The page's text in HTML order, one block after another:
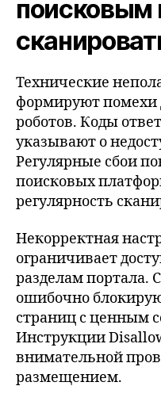
поисковым
Технические
формируют помехи
роботов. Коды
указывают о
Регулярные сбои
поисковых
регулярность
Некорректная
ограничивает
разделам портала.
ошибочно
страниц с ценным
Инструкции
внимательной
размещением.